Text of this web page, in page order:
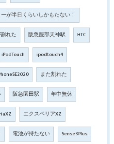
が半日くらいしかもたない！
れた 阪急服部天神駅 HTC
iPodTouch ipodtouch4
また割れた
阪急園田駅 年中無休
エクスペリアXZ
電池が持たない Sense3Plus